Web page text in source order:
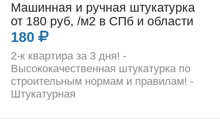
Машинная и ручная штукатурка
от 180 руб, /м2 в СПб и области
180
2-к квартира за 3 дня! -
Высококачественная штукатурка по
строительным нормам и правилам! -
Штукатурная